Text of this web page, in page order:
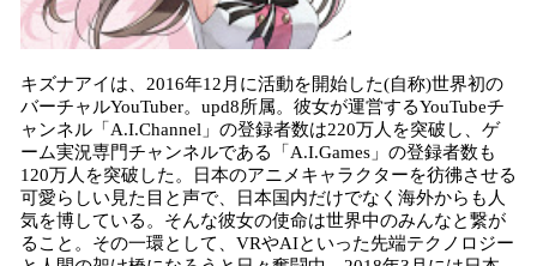
キズナアイは、2016年12月に活動を開始した(自称)世界初の
バーチャルYouTuber。upd8所属。彼女が運営するYouTubeチ
ャンネル「A.I.Channel」の登録者数は220万人を突破し、ゲ
ーム実況専門チャンネルである「A.I.Games」の登録者数も
120万人を突破した。日本のアニメキャラクターを彷彿させる
可愛らしい見た目と声で、日本国内だけでなく海外からも人
気を博している。そんな彼女の使命は世界中のみんなと繋が
ること。その一環として、VRやAIといった先端テクノロジー